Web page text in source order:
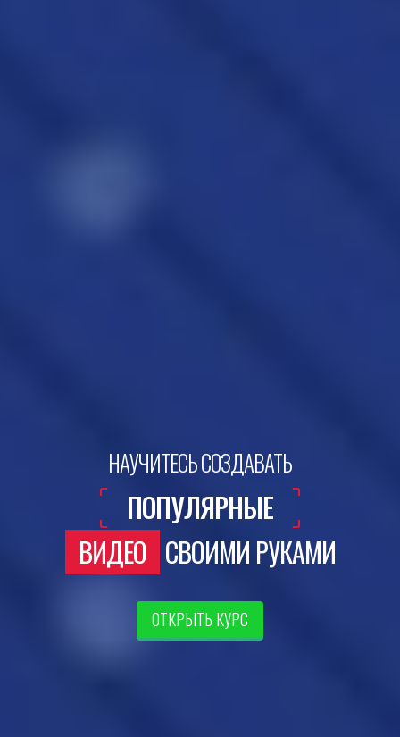
НАУЧИТЕСЬ СОЗДАВАТЬ
ПОПУЛЯРНЫЕ
ВИДЕО СВОИМИ РУКАМИ
ОТКРЫТЬ КУРС